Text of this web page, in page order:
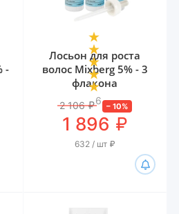
-
6
Лосьон для роста
волос Mixberg 5% - 3
флакона
2 106 ₽ –10%
1 896 ₽
632 / шт ₽